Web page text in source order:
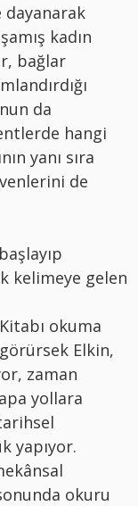
kadın
bağlar
da
hangi
yanı sıra
de
kelimeye gelen
okuma
Elkin,
zaman
yollara
yapıyor.
okuru